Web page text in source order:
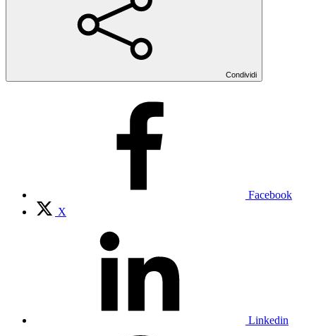
Condividi
Facebook
X
Linkedin